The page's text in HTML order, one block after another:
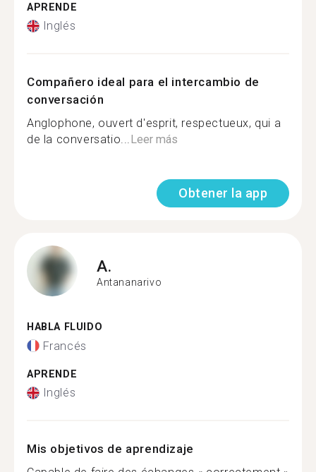
APRENDE
Inglés
Compañero ideal para el intercambio de
conversación
Anglophone, ouvert d'esprit, respectueux, qui a
de la conversatio...Leer más
Obtener la app
A.
Antananarivo
HABLA FLUIDO
Francés
APRENDE
Inglés
Mis objetivos de aprendizaje